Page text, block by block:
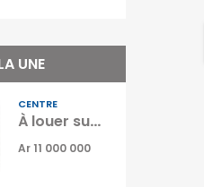
UNE
CENTRE
À louer superbe villa familiale de type F6 située à Ambatobe Madagascar
Ar 11 000 000